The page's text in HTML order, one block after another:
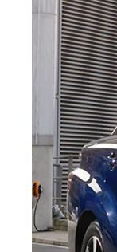
Fra kr. 349.990